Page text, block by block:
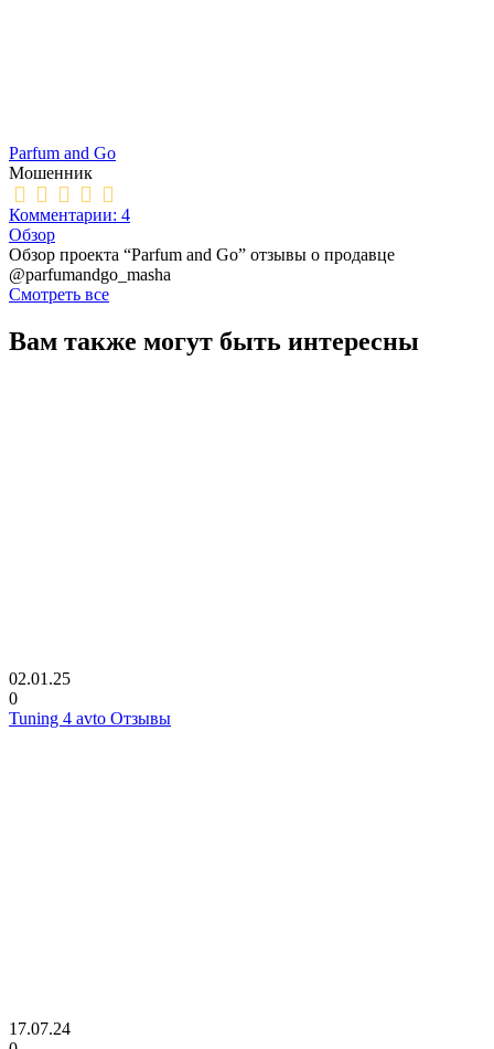
Parfum and Go
Мошенник
Комментарии: 4
Обзор
Обзор проекта “Parfum and Go” отзывы о продавце
@parfumandgo_masha
Смотреть все
Вам также могут быть интересны
02.01.25
0
Tuning 4 avto Отзывы
17.07.24